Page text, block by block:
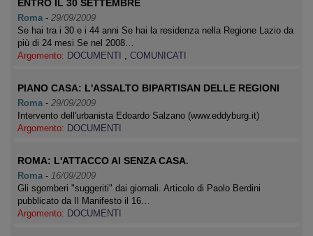
ENTRO IL 30 SETTEMBRE
Roma - 29/09/2009
Se hai tra i 30 e i 44 anni Se hai la residenza nella Regione Lazio da
più di 24 mesi Se nel 2008…
Argomento: DOCUMENTI , COMUNICATI
PIANO CASA: L'ASSALTO BIPARTISAN DELLE REGIONI
Roma - 29/09/2009
Intervento dell'urbanista Edoardo Salzano (www.eddyburg.it)
Argomento: DOCUMENTI
ROMA: L'ATTACCO AI SENZA CASA.
Roma - 16/09/2009
Gli sgomberi "suggeriti" dai giornali. Articolo di Paolo Berdini
pubblicato da Il Manifesto il 16…
Argomento: DOCUMENTI